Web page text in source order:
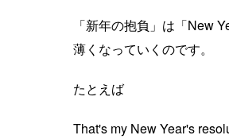
「新年の抱負」は「New
薄くなっていくのです。
たとえば
That's my New Year's